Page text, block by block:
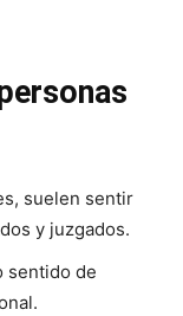
suelen sentir
y juzgados.
sentido de